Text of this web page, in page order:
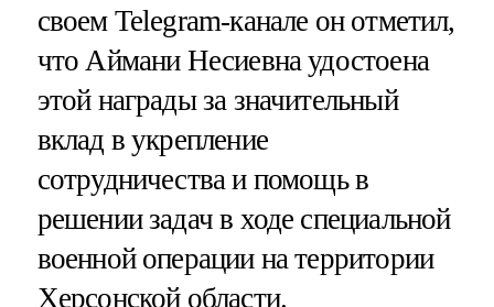
своем Telegram-канале он отметил,
что Аймани Несиевна удостоена
этой награды за значительный
вклад в укрепление
сотрудничества и помощь в
решении задач в ходе специальной
военной операции на территории
Херсонской области.